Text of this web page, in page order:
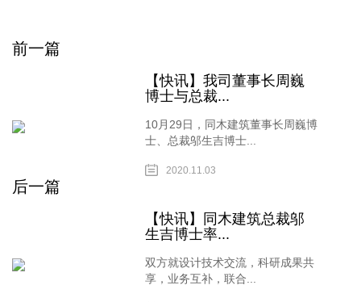
前一篇
【快讯】我司董事长周巍
博士与总裁...
10月29日，同木建筑董事长周巍博
士、总裁邬生吉博士...
2020.11.03
后一篇
【快讯】同木建筑总裁邬
生吉博士率...
双方就设计技术交流，科研成果共
享，业务互补，联合...